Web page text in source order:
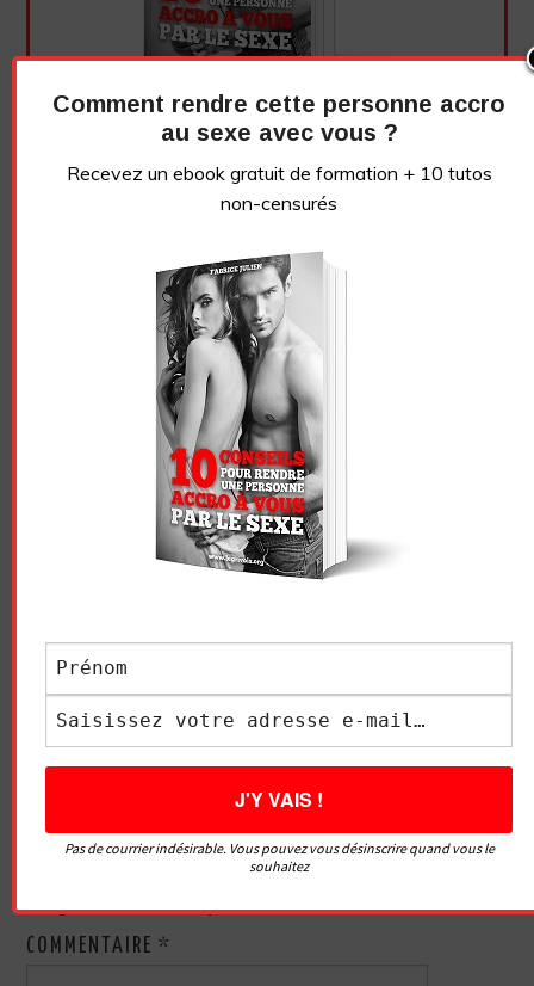
Essayez. Vous pouvez vous désinscrire à tout moment.
Vidéo sans article
LE GRIVOIS
Navigation
des
articles
COMMENT DONNER UN
ORGASME ANAL À UN
D’ÉRECTION – QUE FAIRE ?
LAISSER UN COMMENTAIRE
Votre adresse e-mail ne sera pas publiée.
obligatoires sont indiqués avec*
COMMENTAIRE*
Comment rendre cette personne accro
au sexe avec vous ?
Recevez un ebook gratuit de formation + 10 tutos
non-censurés
Pas de courrier indésirable. Vous pouvez vous désinscrire quand vous le
souhaitez